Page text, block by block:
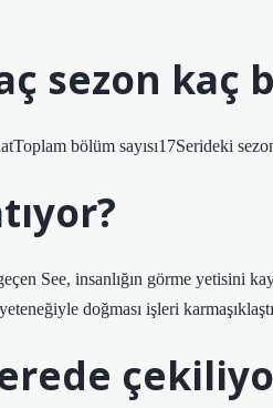
sezon kaç
bölüm sayısı17Serideki
See, insanlığın görme yetisini
doğması işleri